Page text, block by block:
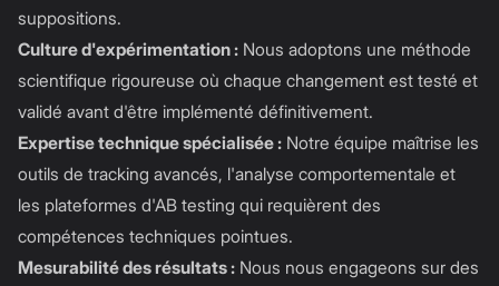
suppositions.
Culture d'expérimentation : Nous adoptons une méthode
scientifique rigoureuse où chaque changement est testé et
validé avant d'être implémenté définitivement.
Expertise technique spécialisée : Notre équipe maîtrise les
outils de tracking avancés, l'analyse comportementale et
les plateformes d'AB testing qui requièrent des
compétences techniques pointues.
Mesurabilité des résultats : Nous nous engageons sur des